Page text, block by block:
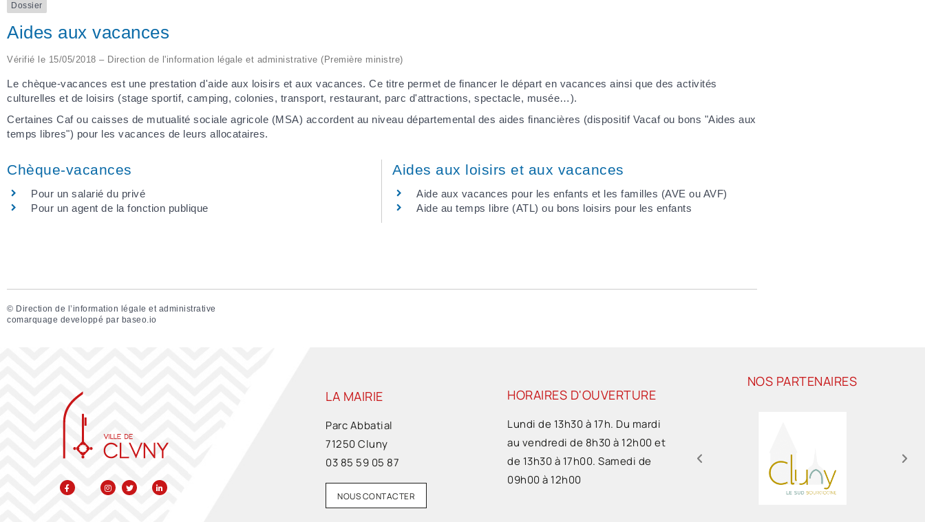
Dossier
Aides aux vacances
Vérifié le 15/05/2018 – Direction de l'information légale et administrative (Première ministre)
Le chèque-vacances est une prestation d'aide aux loisirs et aux vacances. Ce titre permet de financer le départ en vacances ainsi que des activités
culturelles et de loisirs (stage sportif, camping, colonies, transport, restaurant, parc d'attractions, spectacle, musée…).
Certaines Caf ou caisses de mutualité sociale agricole (MSA) accordent au niveau départemental des aides financières (dispositif Vacaf ou bons "Aides aux
temps libres") pour les vacances de leurs allocataires.
Chèque-vacances
Pour un salarié du privé
Pour un agent de la fonction publique
Aides aux loisirs et aux vacances
Aide aux vacances pour les enfants et les familles (AVE ou AVF)
Aide au temps libre (ATL) ou bons loisirs pour les enfants
© Direction de l’information légale et administrative
comarquage developpé par baseo.io
LA MAIRIE
Parc Abbatial
71250 Cluny
03 85 59 05 87
NOUS CONTACTER
HORAIRES D'OUVERTURE
Lundi de 13h30 à 17h. Du mardi
au vendredi de 8h30 à 12h00 et
de 13h30 à 17h00. Samedi de
09h00 à 12h00
NOS PARTENAIRES